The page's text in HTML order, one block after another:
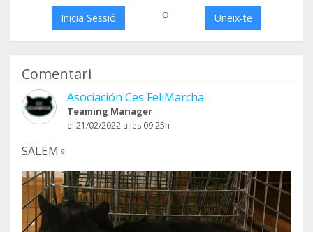
Inicia Sessió o Uneix-te
Comentari
Asociación Ces FeliMarcha
Teaming Manager
el 21/02/2022 a les 09:25h
SALEM♀️